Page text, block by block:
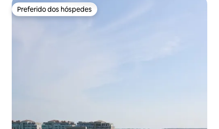
Preferido dos hóspedes
Preferido dos hóspedes